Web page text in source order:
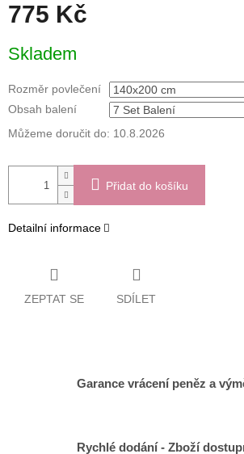
775 Kč
cena:
Skladem
Rozměr povlečení
Obsah balení
Můžeme doručit do: 10.8.2026
Přidat do košíku
Detailní informace
ZEPTAT SE SDÍLET
Garance vrácení peněz a
Rychlé dodání - Zboží